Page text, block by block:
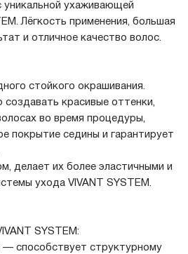
уникальной ухаживающей
Лёгкость применения, большая
и отличное качество волос.
стойкого окрашивания.
создавать красивые оттенки,
во время процедуры,
покрытие седины и гарантирует
делает их более эластичными и
ухода VIVANT SYSTEM.
SYSTEM:
— способствует структурному